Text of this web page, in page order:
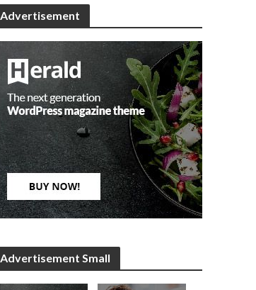
Advertisement
Advertisement Small